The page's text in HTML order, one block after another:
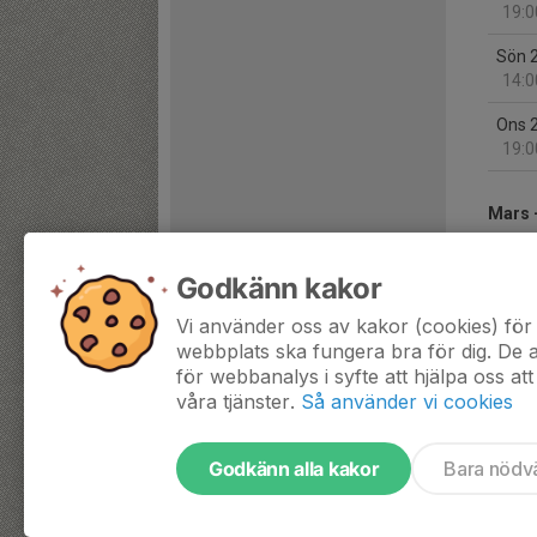
Sön
Ons
Mars
Tor
Godkänn kakor
Vi använder oss av kakor (cookies)
webbplats ska fungera bra för dig. De
för webbanalys i syfte att hjälpa oss
våra tjänster. Så använder vi cookies
Godkänn alla kakor Bara